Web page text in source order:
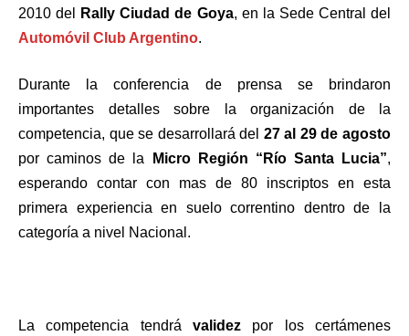
2010 del
Rally Ciudad de Goya, en la Sede Central del
Automóvil Club Argentino.
Durante la conferencia de prensa se brindaron
importantes detalles sobre la organización de la
competencia, que se desarrollará del 27 al 29 de agosto
por caminos de la
Micro Región “Río Santa Lucia”,
esperando contar con mas de 80 inscriptos en esta
primera experiencia en suelo correntino dentro de la
categoría a nivel Nacional.
La competencia tendrá validez por los certámenes